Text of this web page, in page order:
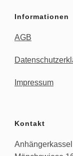
Informationen
AGB
Impressum
Kontakt